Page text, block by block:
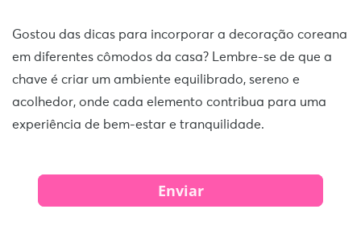
Gostou das dicas para incorporar a decoração coreana
em diferentes cômodos da casa? Lembre-se de que a
chave é criar um ambiente equilibrado, sereno e
acolhedor, onde cada elemento contribua para uma
experiência de bem-estar e tranquilidade.